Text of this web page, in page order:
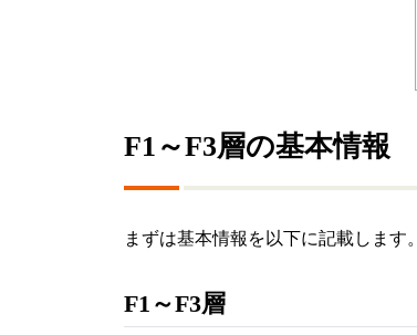
F1～F3層の基本情報
まずは基本情報を以下に記載します。
F1～F3層